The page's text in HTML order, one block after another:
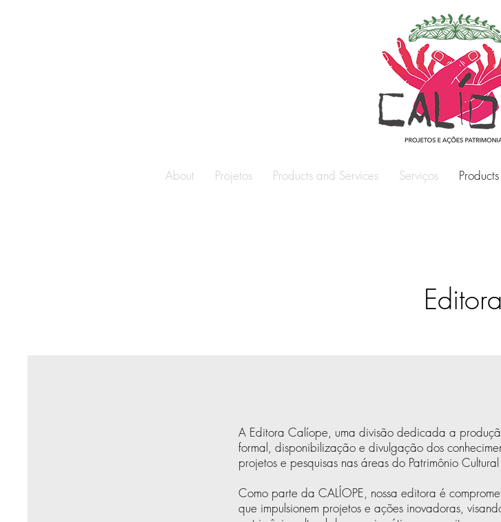
About Projetos Products and Services Serviços
Editora
A Editora Calíope, uma divisão dedicada a
formal, disponibilização e divulgação dos
projetos e pesquisas nas áreas do Patrimônio
Como parte da CALÍOPE, nossa editora é
que impulsionem projetos e ações inovadoras,